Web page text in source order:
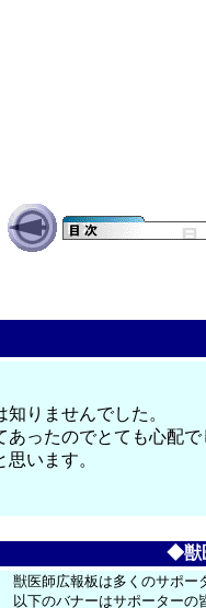
りませんでした。
ったのでとても心配で
います。
◆獣
獣医師広報板は多くのサポー
以下のバナーはサポーター